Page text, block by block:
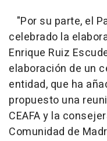
"Por su parte, el
celebrado la
Enrique Ruiz
elaboración de un
entidad, que ha
propuesto una
CEAFA y la
Comunidad de